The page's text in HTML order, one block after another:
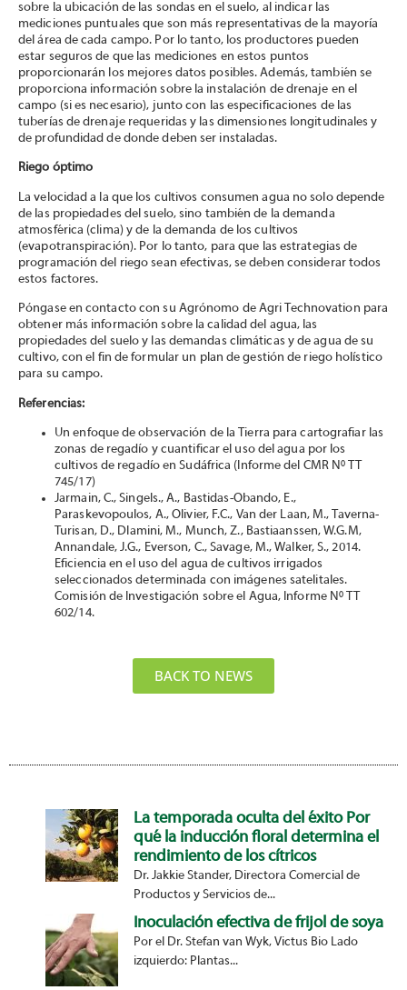
sobre la ubicación de las sondas en el suelo, al indicar las
mediciones puntuales que son más representativas de la mayoría
del área de cada campo. Por lo tanto, los productores pueden
estar seguros de que las mediciones en estos puntos
proporcionarán los mejores datos posibles. Además, también se
proporciona información sobre la instalación de drenaje en el
campo (si es necesario), junto con las especificaciones de las
tuberías de drenaje requeridas y las dimensiones longitudinales y
de profundidad de donde deben ser instaladas.
Riego óptimo
La velocidad a la que los cultivos consumen agua no solo depende
de las propiedades del suelo, sino también de la demanda
atmosférica (clima) y de la demanda de los cultivos
(evapotranspiración). Por lo tanto, para que las estrategias de
programación del riego sean efectivas, se deben considerar todos
estos factores.
Póngase en contacto con su Agrónomo de Agri Technovation para
obtener más información sobre la calidad del agua, las
propiedades del suelo y las demandas climáticas y de agua de su
cultivo, con el fin de formular un plan de gestión de riego holístico
para su campo.
Referencias:
Un enfoque de observación de la Tierra para cartografiar las
zonas de regadío y cuantificar el uso del agua por los
cultivos de regadío en Sudáfrica (Informe del CMR Nº TT
745/17)
Jarmain, C., Singels., A., Bastidas-Obando, E.,
Paraskevopoulos, A., Olivier, F.C., Van der Laan, M., Taverna-
Turisan, D., Dlamini, M., Munch, Z., Bastiaanssen, W.G.M,
Annandale, J.G., Everson, C., Savage, M., Walker, S., 2014.
Eficiencia en el uso del agua de cultivos irrigados
seleccionados determinada con imágenes satelitales.
Comisión de Investigación sobre el Agua, Informe Nº TT
602/14.
BACK TO NEWS
La temporada oculta del éxito Por
qué la inducción floral determina el
rendimiento de los cítricos
Dr. Jakkie Stander, Directora Comercial de
Productos y Servicios de...
Inoculación efectiva de frijol de soya
Por el Dr. Stefan van Wyk, Victus Bio Lado
izquierdo: Plantas...